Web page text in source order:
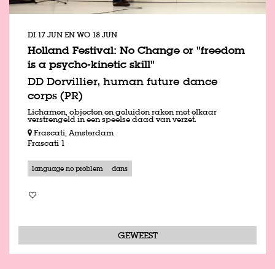
Holland Festival: No Change or "freedom
is a psycho-kinetic skill"
DD Dorvillier, human future dance
corps (PR)
DI 17 JUNENWO 18 JUN
Lichamen, objecten en geluiden raken met elkaar
verstrengeld in een speelse daad van verzet.
Frascati, Amsterdam
Frascati 1
language no problem dans
GEWEEST